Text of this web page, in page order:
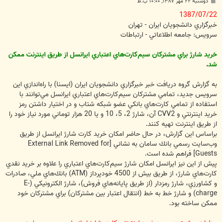
ت
1387/07/22
خبرگزاري دانشجويان ايران - تهران
سرويس: جامعه اطلاعاتي - ارتباطات
خريد شارژ براي مشتركان سيم‌كارت‌هاي اعتباري ايرانسل از طريق اينترنت ممكن
شد.
به گزارش گروه دريافت خبر خبرگزاري دانشجويان ايران (ايسنا) با راه‌اندازي اين
سرويس جديد، تمامي مشتركان سيم‌كارت‌هاي اعتباري ايرانسل مي‌توانند با
استفاده از تمامي كارت‌هاي بانكي عضو شبكه شتاب و در اختيار داشتن رمز
خريد اينترنتي و CVV2 آن، شارژ 2، 5، 10 و يا 20 هزار توماني مورد نياز خود را
از طريق اينترنت تهيه كنند.
براساس اين گزارش، در حال حاضر امكان خريد كارت شارژ ايرانسل از طريق
وب‌سايت رسمي بانك سامان به نشاني [External Link Removed for
Guests] فراهم شده است.
پيش از اين نيز ايرانسل امكان شارژ سيم‌كارت‌هاي اعتباري را علاوه بر خريد نقدي
كارت‌هاي شارژ، از طريق بيش از 4500 خودپرداز (ATM) بانك‌هاي ملي، صادرات
و كشاورزي، شارژ رمزدار (از طريق پايانه‌هاي فروش)، شارژ الكترونيكي (E-
charge) و شارژ خط به خط (انتقال اعتبار بين مشتركان) براي مشتركان خود
ممكن ساخته بود.